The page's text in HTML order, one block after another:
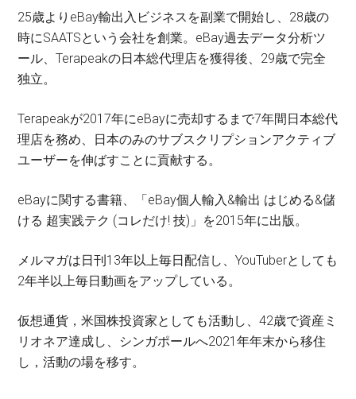
25歳よりeBay輸出入ビジネスを副業で開始し、28歳の
時にSAATSという会社を創業。eBay過去データ分析ツ
ール、Terapeakの日本総代理店を獲得後、29歳で完全
独立。
Terapeakが2017年にeBayに売却するまで7年間日本総代
理店を務め、日本のみのサブスクリプションアクティブ
ユーザーを伸ばすことに貢献する。
eBayに関する書籍、「eBay個人輸入&輸出 はじめる&儲
ける 超実践テク (コレだけ! 技)」を2015年に出版。
メルマガは日刊13年以上毎日配信し、YouTuberとしても
2年半以上毎日動画をアップしている。
仮想通貨，米国株投資家としても活動し、42歳で資産ミ
リオネア達成し、シンガポールへ2021年年末から移住
し，活動の場を移す。